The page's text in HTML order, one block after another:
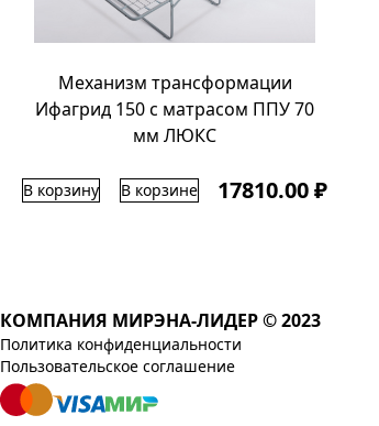
Механизм трансформации
Ифагрид 150 с матрасом ППУ 70
мм ЛЮКС
В корзину В корзине 17810.00 ₽
КОМПАНИЯ МИРЭНА-ЛИДЕР © 2023
Политика конфиденциальности
Пользовательское соглашение